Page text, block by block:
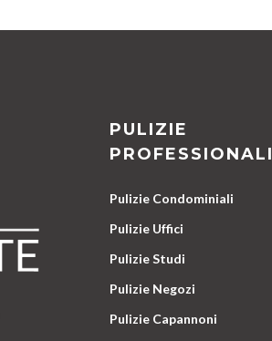
PULIZIE
PROFESSIONALI
Pulizie Condominiali
Pulizie Uffici
Pulizie Studi
Pulizie Negozi
Pulizie Capannoni